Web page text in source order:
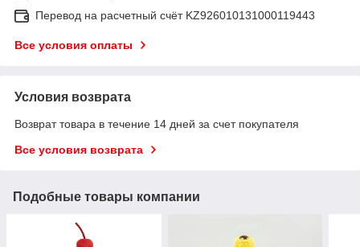
Перевод на расчетный счёт KZ926010131000119443
Все условия оплаты
Условия возврата
Возврат товара в течение 14 дней за счет покупателя
Все условия возврата
Подобные товары компании